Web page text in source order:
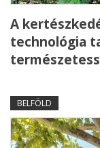
A
technológia
BELFÖLD